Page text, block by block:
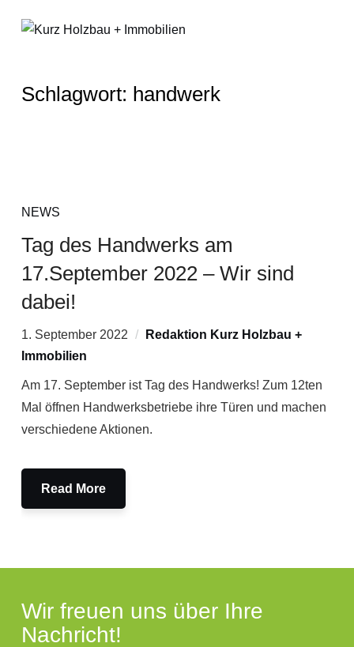
Schlagwort: handwerk
NEWS
Tag des Handwerks am
17.September 2022 – Wir sind
dabei!
1. September 2022
Redaktion Kurz Holzbau +
Immobilien
Am 17. September ist Tag des Handwerks! Zum 12ten
Mal öffnen Handwerksbetriebe ihre Türen und machen
verschiedene Aktionen.
Read More
Wir freuen uns über Ihre
Nachricht!